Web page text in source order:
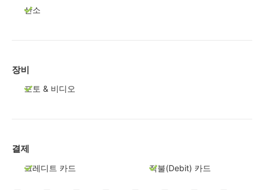
산소
장비
포토 & 비디오
결제
크레디트 카드 직불(Debit) 카드